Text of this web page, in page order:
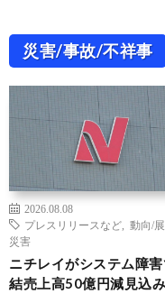
災害/事故/不祥事
2026.08.08
プレスリリースなど
動向/
災害
ニチレイがシステム障
結売上高50億円減見込